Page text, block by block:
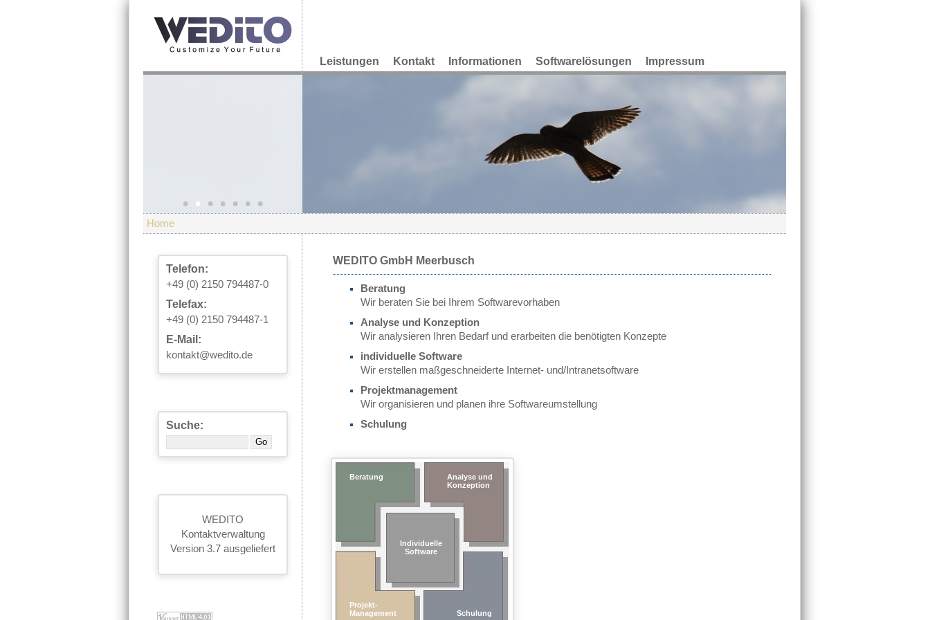
Leistungen Kontakt Informationen Softwarelösungen Impressum
• • • • • • •
Home
Telefon:
+49 (0) 2150 794487-0
Telefax:
+49 (0) 2150 794487-1
E-Mail:
kontakt@wedito.de
Suche:
WEDITO
Kontaktverwaltung
Version 3.7 ausgeliefert
WEDITO GmbH Meerbusch
Beratung
Wir beraten Sie bei Ihrem Softwarevorhaben
Analyse und Konzeption
Wir analysieren Ihren Bedarf und erarbeiten die benötigten Konzepte
individuelle Software
Wir erstellen maßgeschneiderte Internet- und/Intranetsoftware
Projektmanagement
Wir organisieren und planen ihre Softwareumstellung
Schulung
Beratung
Analyse und
Konzeption
Individuelle
Software
Projekt-
Management
Schulung